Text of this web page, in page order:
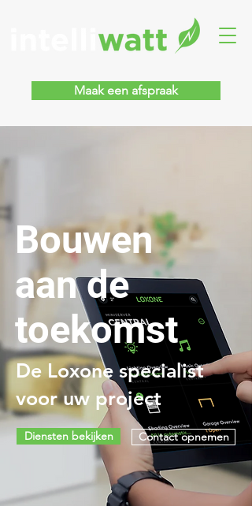
Maak een afspraak
Bouwen
aan de
toekomst
De Loxone specialist
voor uw project
Diensten bekijken Contact opnemen